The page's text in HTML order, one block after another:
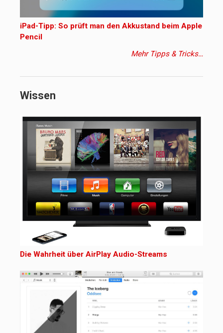
iPad-Tipp: So prüft man den Akkustand beim Apple
Pencil
Mehr Tipps & Tricks…
Wissen
Die Wahrheit über AirPlay Audio-Streams